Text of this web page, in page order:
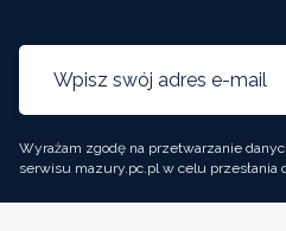
Wyrażam zgodę na przetwarzanie
serwisu mazury.pc.pl w celu przesłania